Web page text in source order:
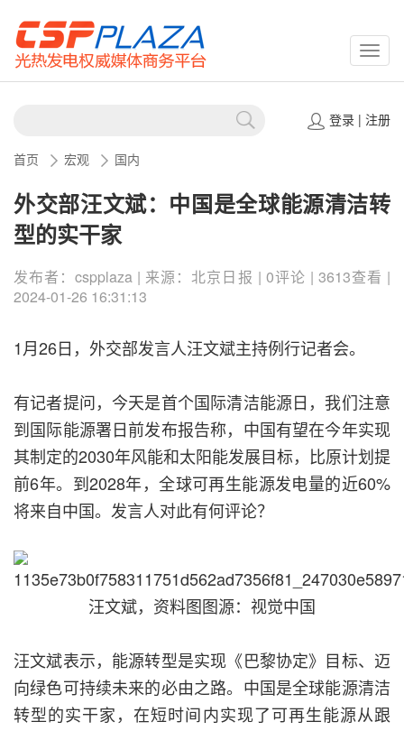
登录| 注册
首页 宏观 国内
外交部汪文斌：中国是全球能源清洁转
型的实干家
发布者：cspplaza | 来源：北京日报 | 0评论 | 3613查看 |
2024-01-26 16:31:13
1月26日，外交部发言人汪文斌主持例行记者会。
有记者提问，今天是首个国际清洁能源日，我们注意
到国际能源署日前发布报告称，中国有望在今年实现
其制定的2030年风能和太阳能发展目标，比原计划提
前6年。到2028年，全球可再生能源发电量的近60%
将来自中国。发言人对此有何评论？
汪文斌，资料图图源：视觉中国
汪文斌表示，能源转型是实现《巴黎协定》目标、迈
向绿色可持续未来的必由之路。中国是全球能源清洁
转型的实干家，在短时间内实现了可再生能源从跟